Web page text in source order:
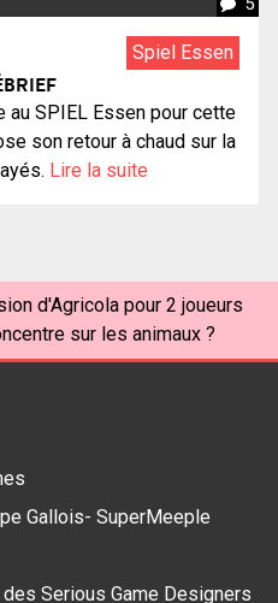
5
Spiel Essen
SPIEL Essen pour cette
son retour à chaud sur la
Lire la suite
d'Agricola pour 2 joueurs
sur les animaux ?
Gallois- SuperMeeple
Serious Game Designers